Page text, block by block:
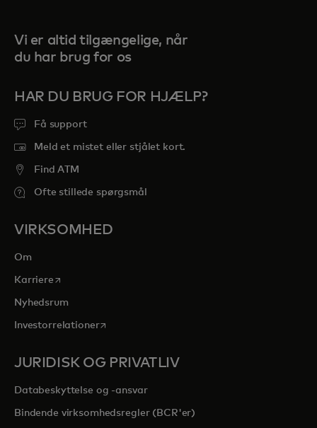
Vi er altid tilgængelige, når
du har brug for os
HAR DU BRUG FOR HJÆLP?
Få support
Meld et mistet eller stjålet kort.
Find ATM
Ofte stillede spørgsmål
VIRKSOMHED
Om
Karriereopens in a new tab
Nyhedsrum
Investorrelationeropens in a new tab
JURIDISK OG PRIVATLIV
Databeskyttelse og -ansvar
Bindende virksomhedsregler (BCR'er)